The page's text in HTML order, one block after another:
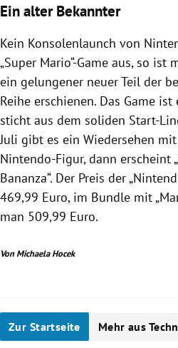
Ein alter Bekannter
Kein Konsolenlaunch von
„Super Mario“-Game aus, so ist
ein gelungener neuer Teil der
Reihe erschienen. Das Game
sticht aus dem soliden Start-
Juli gibt es ein Wiedersehen
Nintendo-Figur, dann erscheint
Bananza“. Der Preis der
469,99 Euro, im Bundle mit
man 509,99 Euro.
Von Michaela Hocek
Zur Startseite Mehr aus